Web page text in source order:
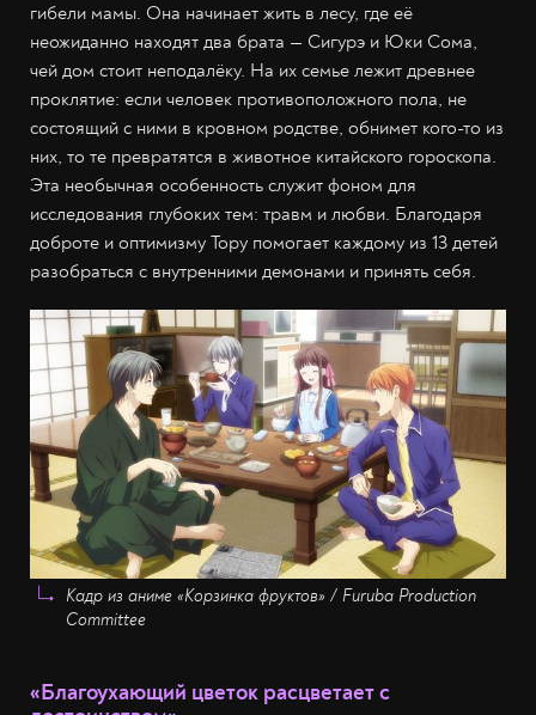
гибели мамы. Она начинает жить в лесу, где её
неожиданно находят два брата — Сигурэ и Юки Сома,
чей дом стоит неподалёку. На их семье лежит древнее
проклятие: если человек противоположного пола, не
состоящий с ними в кровном родстве, обнимет кого-то из
них, то те превратятся в животное китайского гороскопа.
Эта необычная особенность служит фоном для
исследования глубоких тем: травм и любви. Благодаря
доброте и оптимизму Тору помогает каждому из 13 детей
разобраться с внутренними демонами и принять себя.
Кадр из аниме «Корзинка фруктов» / Furuba Production
Committee
«Благоухающий цветок расцветает с